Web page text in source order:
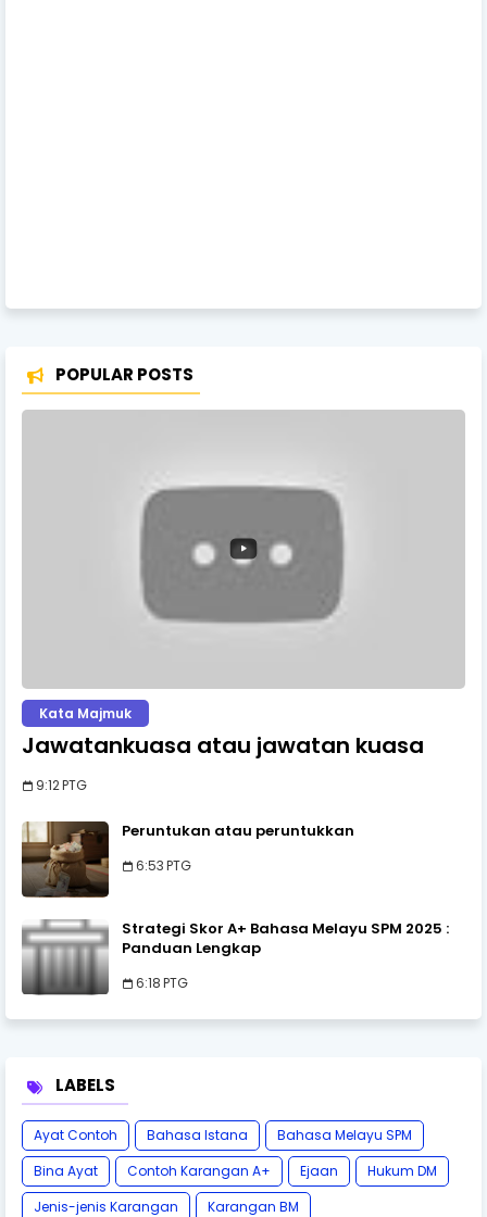
POPULAR POSTS
Kata Majmuk
Jawatankuasa atau jawatan kuasa
9:12 PTG
Peruntukan atau peruntukkan
6:53 PTG
Strategi Skor A+ Bahasa Melayu SPM 2025 :
Panduan Lengkap
6:18 PTG
LABELS
Ayat Contoh Bahasa Istana
Bahasa Melayu SPM
Bina Ayat
Contoh Karangan A+ Ejaan
Hukum DM
Jenis-jenis Karangan
Karangan BM